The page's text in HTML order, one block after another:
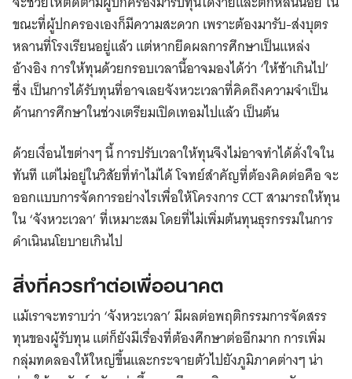
ขณะที่ผู้ปกครองเองก็มีความสะดวก เพราะต้องมารับ-ส่งบุตร
หลานที่โรงเรียนอยู่แล้ว แต่หากยึดผลการศึกษาเป็นแหล่ง
อ้างอิง การให้ทุนด้วยกรอบเวลานี้อาจมองได้ว่า ‘ให้ช้าเกินไป’
ซึ่ง เป็นการได้รับทุนที่อาจเลยจังหวะเวลาที่คิดถึงความจำเป็น
ด้านการศึกษาในช่วงเตรียมเปิดเทอมไปแล้ว เป็นต้น
ด้วยเงื่อนไขต่างๆ นี้ การปรับเวลาให้ทุนจึงไม่อาจทำได้ดั่งใจใน
ทันที แต่ไม่อยู่ในวิสัยที่ทำไม่ได้ โจทย์สำคัญที่ต้องคิดต่อคือ จะ
ออกแบบการจัดการอย่างไรเพื่อให้โครงการ CCT สามารถให้ทุน
ใน ‘จังหวะเวลา’ ที่เหมาะสม โดยที่ไม่เพิ่มต้นทุนธุรกรรมในการ
ดำเนินนโยบายเกินไป
สิ่งที่ควรทำต่อเพื่ออนาคต
แม้เราจะทราบว่า ‘จังหวะเวลา’ มีผลต่อพฤติกรรมการจัดสรร
ทุนของผู้รับทุน แต่ก็ยังมีเรื่องที่ต้องศึกษาต่ออีกมาก การเพิ่ม
กลุ่มทดลองให้ใหญ่ขึ้นและกระจายตัวไปยังภูมิภาคต่างๆ น่า